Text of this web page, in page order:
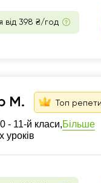
від 398 ₴/год
М. Топ
- 11-й класи,Більше
уроків